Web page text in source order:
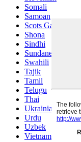
Somali
Samoan
Scots Gaelic
Shona
Sindhi
Sundanese
Swahili
Tajik
Tamil
Telugu
Thai
Ukrainian
Urdu
Uzbek
Vietnamese